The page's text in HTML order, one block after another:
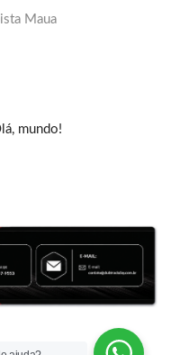
Maua
mundo!